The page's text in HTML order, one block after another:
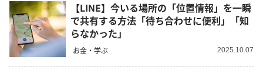
【LINE】今いる場所の「位置情報」を一瞬
で共有する方法「待ち合わせに便利」「知
らなかった」
お金・学ぶ 2025.10.07